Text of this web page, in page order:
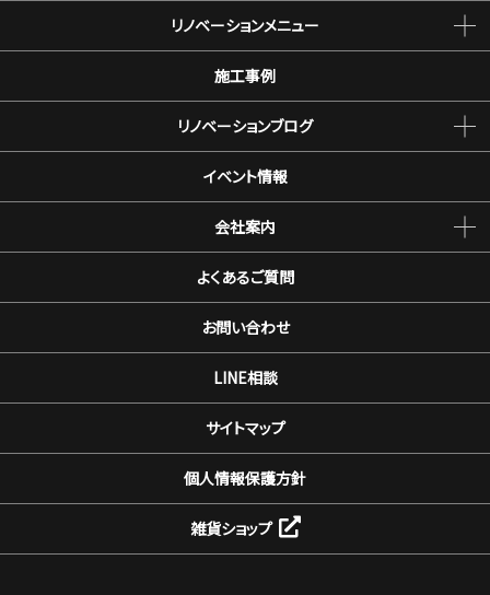
リノベーションメニュー
施工事例
リノベーションブログ
イベント情報
会社案内
よくあるご質問
お問い合わせ
LINE相談
サイトマップ
個人情報保護方針
雑貨ショップ